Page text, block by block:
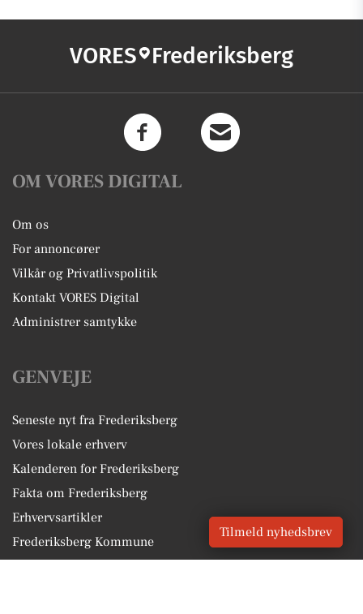
VORES Frederiksberg
OM VORES DIGITAL
Om os
For annoncører
Vilkår og Privatlivspolitik
Kontakt VORES Digital
Administrer samtykke
GENVEJE
Seneste nyt fra Frederiksberg
Vores lokale erhverv
Kalenderen for Frederiksberg
Fakta om Frederiksberg
Erhvervsartikler
Frederiksberg Kommune
Tilmeld nyhedsbrev